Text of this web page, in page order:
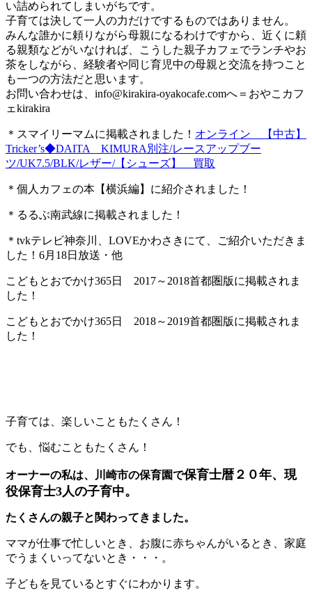
い詰められてしまいがちです。
子育ては決して一人の力だけでするものではありません。
みんな誰かに頼りながら母親になるわけですから、近くに頼
る親類などがいなければ、こうした親子カフェでランチやお
茶をしながら、経験者や同じ育児中の母親と交流を持つこと
も一つの方法だと思います。
お問い合わせは、 info@kirakira-oyakocafe.comへ＝おやこカフ
ェkirakira
＊スマイリーマムに掲載されました！ オンライン 【中古】
Tricker’s◆DAITA KIMURA別注/レースアップブー
ツ/UK7.5/BLK/レザー/【シューズ】 買取
＊個人カフェの本【横浜編】に紹介されました！
＊るるぶ南武線に掲載されました！
＊tvkテレビ神奈川、LOVEかわさきにて、ご紹介いただきま
した！6月18日放送・他
こどもとおでかけ365日 2017～2018首都圏版に掲載されま
した！
こどもとおでかけ365日 2018～2019首都圏版に掲載されま
した！
子育ては、楽しいこともたくさん！
でも、悩むこともたくさん！
オーナーの私は、川崎市の保育園で保育士暦２０年、現
役保育士3人の子育中。
たくさんの親子と関わってきました。
ママが仕事で忙しいとき、お腹に赤ちゃんがいるとき、家庭
でうまくいってないとき・・・。
子どもを見ているとすぐにわかります。